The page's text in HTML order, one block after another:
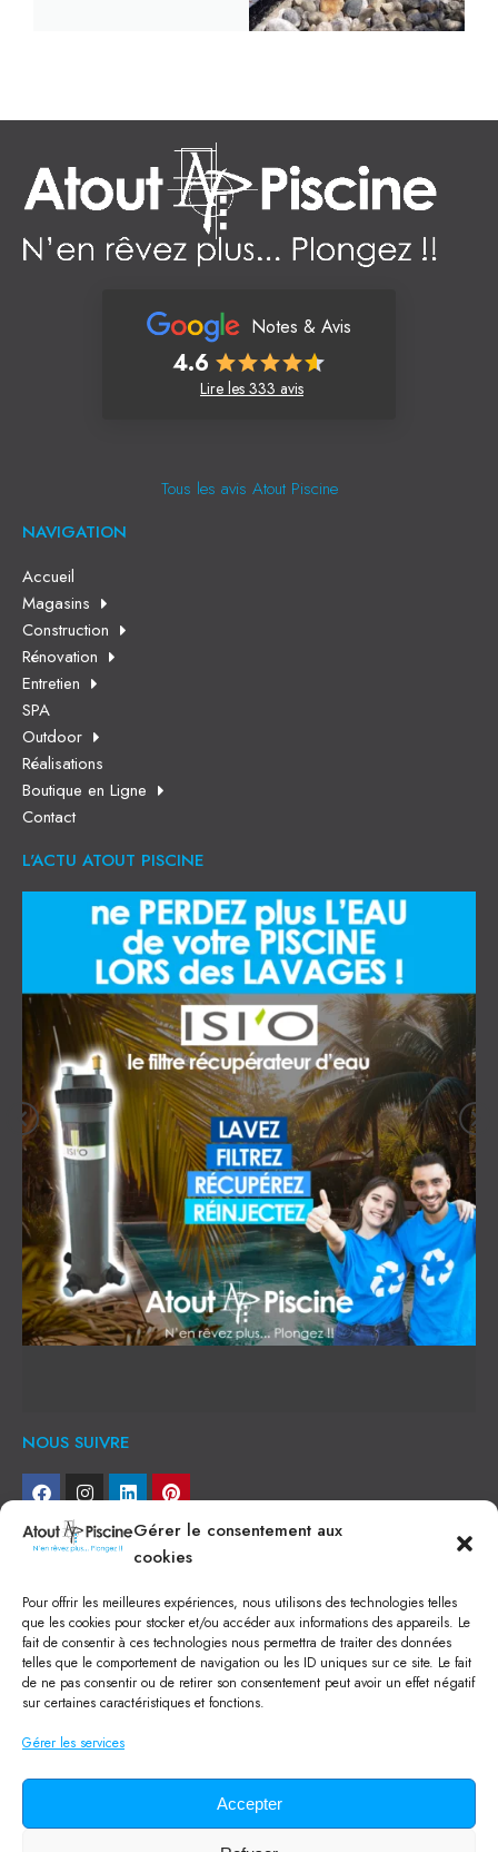
Gérer le consentement aux
cookies
Pour offrir les meilleures expériences, nous utilisons des technologies telles
que les cookies pour stocker et/ou accéder aux informations des appareils. Le
fait de consentir à ces technologies nous permettra de traiter des données
telles que le comportement de navigation ou les ID uniques sur ce site. Le fait
de ne pas consentir ou de retirer son consentement peut avoir un effet négatif
sur certaines caractéristiques et fonctions.
Gérer les services
Accepter
Notes & Avis
4.6
Lire les 333 avis
Tous les avis Atout Piscine
NAVIGATION
Accueil
Magasins
Construction
Rénovation
Entretien
SPA
Outdoor
Réalisations
Boutique en Ligne
Contact
L'ACTU ATOUT PISCINE
NOUS SUIVRE
NEWSLETTER
Je veux recevoir toute l'actu
NOS SERVICES
Construction de piscine béton à Narbonne
Piscine coque à Narbonne
Pisciniste Narbonne
Magasin de piscine Lézignan
Mini piscine
Location machine avec chauffeur
Balai Fairlocks